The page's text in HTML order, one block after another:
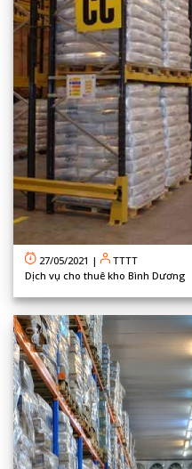
27/05/2021 |
TTTT
Dịch vụ cho thuê kho Bình Dương